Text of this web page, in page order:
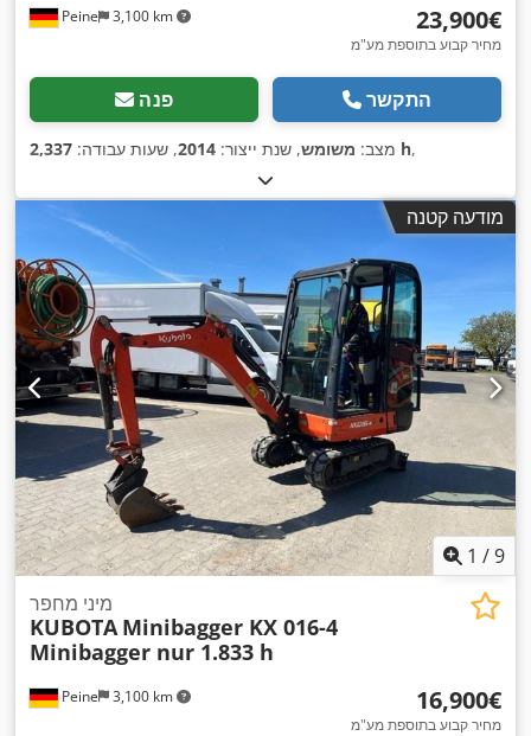
Peine 3,100 km ‏23,900 ‏€
מחיר קבוע בתוספת מע"מ
פנה התקשר
מצב: משומש, שנת ייצור: 2014, שעות עבודה: 2,337 h,
מודעה קטנה
1 /9
Peine 3,100 km
מיני מחפר
KUBOTA Minibagger KX 016-4
Minibagger nur 1.833 h
‏16,900 ‏€
מחיר קבוע בתוספת מע"מ